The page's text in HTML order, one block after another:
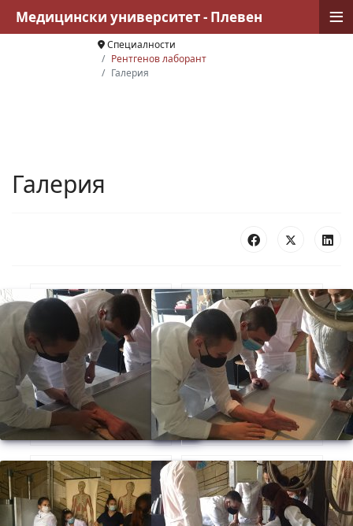
Специалности
Рентгенов лаборант
Галерия
Галерия
Медицински университет - Плевен ≡